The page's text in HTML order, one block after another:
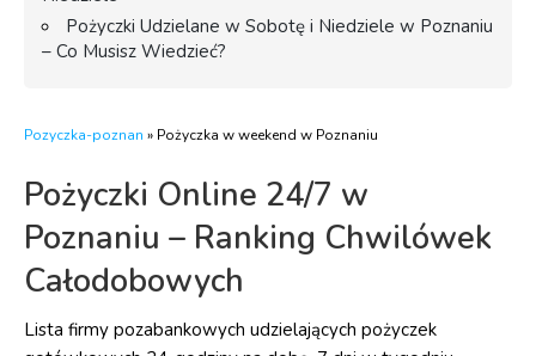
Pożyczki Udzielane w Sobotę i Niedziele w Poznaniu
– Co Musisz Wiedzieć?
Pozyczka-poznan » Pożyczka w weekend w Poznaniu
Pożyczki Online 24/7 w
Poznaniu – Ranking Chwilówek
Całodobowych
Lista firmy pozabankowych udzielających pożyczek